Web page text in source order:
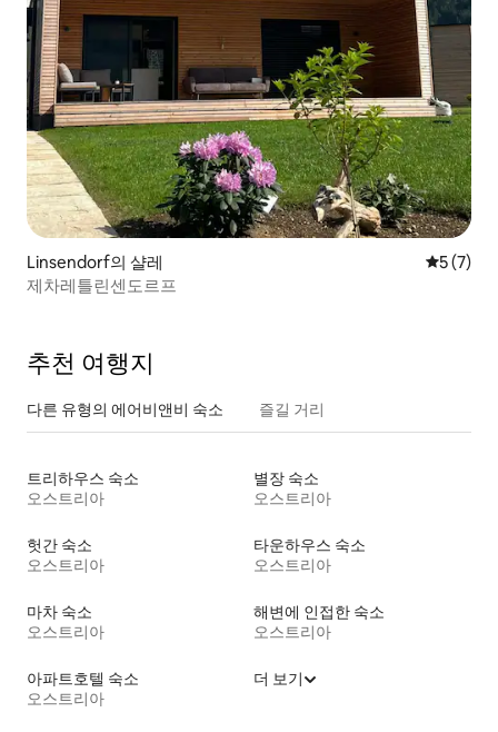
Linsendorf의 샬레 평점 5점
5 (7)
제차레틀린센도르프
추천 여행지
다른 유형의 에어비앤비 숙소 즐길 거리
트리하우스 숙소
오스트리아
별장 숙소
오스트리아
헛간 숙소
오스트리아
타운하우스 숙소
오스트리아
마차 숙소
오스트리아
해변에 인접한 숙소
오스트리아
아파트호텔 숙소
오스트리아
더 보기